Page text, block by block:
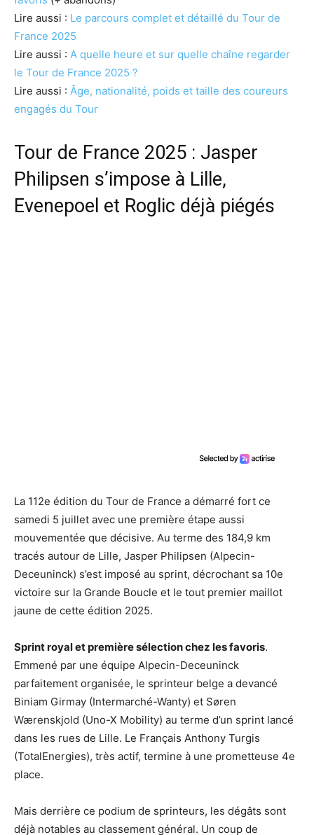
Lire aussi : Le parcours complet et détaillé du Tour de
France 2025
Lire aussi : A quelle heure et sur quelle chaîne regarder
le Tour de France 2025 ?
Lire aussi : Âge, nationalité, poids et taille des coureurs
engagés du Tour
Tour de France 2025 : Jasper
Philipsen s’impose à Lille,
Evenepoel et Roglic déjà piégés
La 112e édition du Tour de France a démarré fort ce
samedi 5 juillet avec une première étape aussi
mouvementée que décisive. Au terme des 184,9 km
tracés autour de Lille, Jasper Philipsen (Alpecin-
Deceuninck) s’est imposé au sprint, décrochant sa 10e
victoire sur la Grande Boucle et le tout premier maillot
jaune de cette édition 2025.
Sprint royal et première sélection chez les favoris.
Emmené par une équipe Alpecin-Deceuninck
parfaitement organisée, le sprinteur belge a devancé
Biniam Girmay (Intermarché-Wanty) et Søren
Wærenskjold (Uno-X Mobility) au terme d’un sprint lancé
dans les rues de Lille. Le Français Anthony Turgis
(TotalEnergies), très actif, termine à une prometteuse 4e
place.
Mais derrière ce podium de sprinteurs, les dégâts sont
déjà notables au classement général. Un coup de